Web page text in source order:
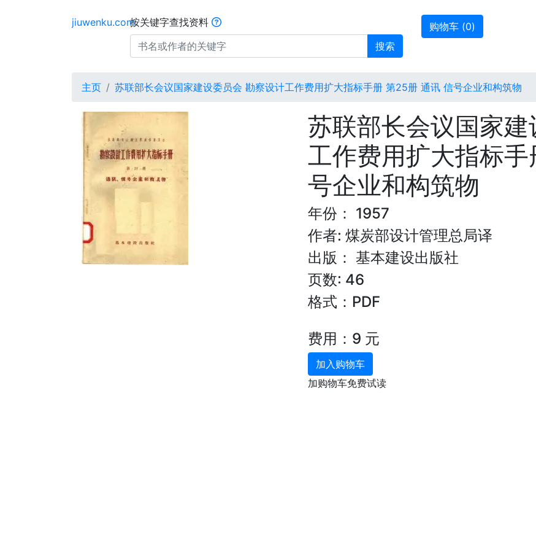
jiuwenku.com按关键字查找资料
搜索
购物车 (0)
主页 苏联部长会议国家建设委员会 勘察设计工作费用扩大指标手册 第25册 通讯 信号企业和构筑物
苏联部长会议国家
工作费用扩大指标
号企业和构筑物
年份： 1957
作者: 煤炭部设计管理总局译
出版： 基本建设出版社
页数: 46
格式：PDF
费用：9 元
加入购物车
加购物车免费试读